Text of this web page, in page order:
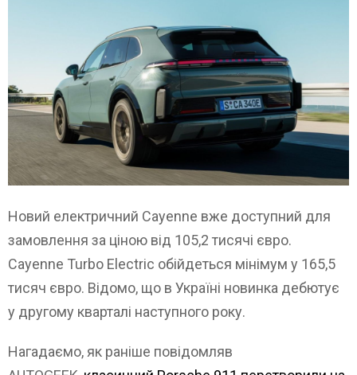
Новий електричний Cayenne вже доступний для
замовлення за ціною від 105,2 тисячі євро.
Cayenne Turbo Electric обійдеться мінімум у 165,5
тисяч євро. Відомо, що в Україні новинка дебютує
у другому кварталі наступного року.
Нагадаємо, як раніше повідомляв